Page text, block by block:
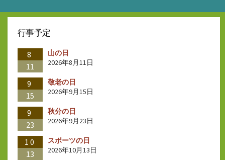
行事予定
8
11
山の日
2026年8月11日
9
15
敬老の日
2026年9月15日
9
23
秋分の日
2026年9月23日
10
13
スポーツの日
2026年10月13日